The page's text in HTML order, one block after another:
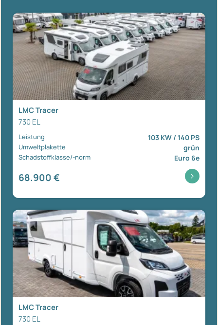
LMC Tracer
730 EL
Leistung 103 KW / 140 PS
Umweltplakette grün
Schadstoffklasse/-norm Euro 6e
68.900 €
LMC Tracer
730 EL